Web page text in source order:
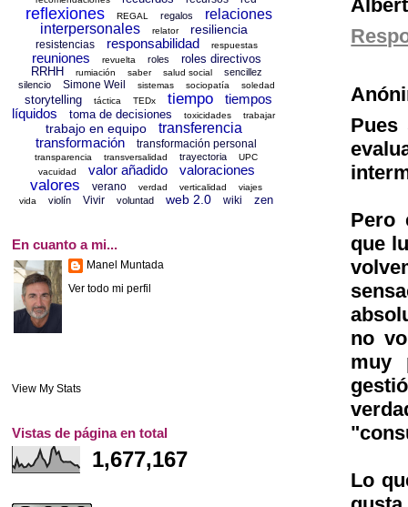
Pues
Pero
que
no
muy
Lo
reflexiones REGAL regalos
relaciones
interpersonales
relator resiliencia
resistencias responsabilidad respuestas
reuniones revuelta roles
roles directivos
RRHH
rumiación saber salud social
sencillez
silencio
Simone Weil sistemas sociopatía soledad
storytelling táctica TEDx tiempo
tiempos
líquidos
toma de decisiones toxicidades trabajar
trabajo en equipo
transferencia
transformación
transformación personal
transparencia transversalidad trayectoria
UPC
vacuidad
valor añadido valoraciones
valores verano verdad verticalidad
viajes
vida
violín Vivir voluntad web 2.0 wiki zen
En cuanto a mi...
Manel Muntada
Ver todo mi perfil
View My Stats
Vistas de página en total
1,677,167